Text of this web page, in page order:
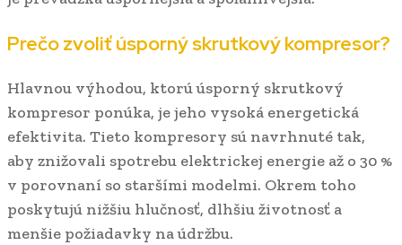
Prečo zvoliť úsporný skrutkový kompresor?
Hlavnou výhodou, ktorú úsporný skrutkový
kompresor ponúka, je jeho vysoká energetická
efektivita. Tieto kompresory sú navrhnuté tak,
aby znižovali spotrebu elektrickej energie až o 30 %
v porovnaní so staršími modelmi. Okrem toho
poskytujú nižšiu hlučnosť, dlhšiu životnosť a
menšie požiadavky na údržbu.